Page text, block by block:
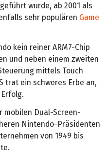
wurde, ab 2001 als
sehr populären Game
kein reiner ARM7-Chip
und neben einem zweiten
mittels Touch
trat ein schweres Erbe an,
mobilen Dual-Screen-
Nintendo-Präsidenten
von 1949 bis